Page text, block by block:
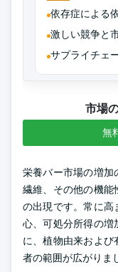
依存症による
激しい競争と
サプライチェ
市場
無
栄養バー市場の増加
繊維、その他の機能
の出現です。常に高
心、可処分所得の増
に、植物由来およ
者の範囲が広がりま